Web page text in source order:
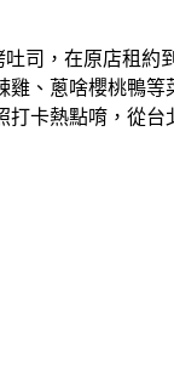
司，在原店租約
、蔥啥櫻桃鴨
卡熱點唷，從